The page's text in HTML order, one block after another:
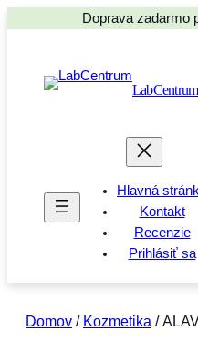
Doprava zadarmo
LabCentrum
Hlavná
Kontakt
Recenzie
Prihlásiť sa
Domov / Kozmetika /